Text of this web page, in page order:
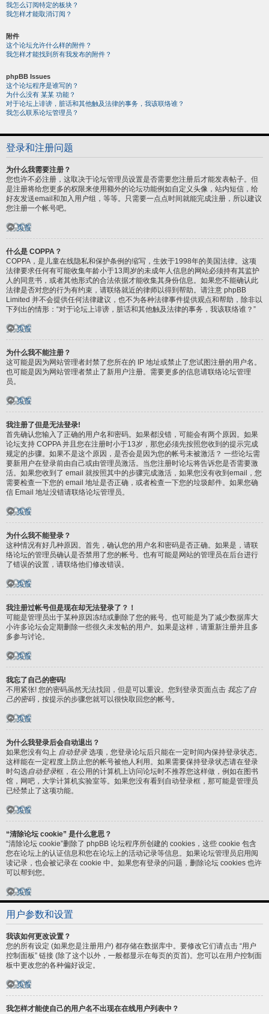
我怎么订阅特定的板块？
我怎样才能取消订阅？
附件
这个论坛允许什么样的附件？
我怎样才能找到所有我发布的附件？
phpBB Issues
这个论坛程序是谁写的？
为什么没有 某某 功能？
对于论坛上诽谤，脏话和其他触及法律的事务，我该联络谁？
我怎么联系论坛管理员？
登录和注册问题
为什么我需要注册？
您也许不必注册，这取决于论坛管理员设置是否需要您注册后才能发表帖子。但
是注册将给您更多的权限来使用额外的论坛功能例如自定义头像，站内短信，给
好友发送email和加入用户组，等等。只需要一点点时间就能完成注册，所以建议
您注册一个帐号吧。
页首
什么是 COPPA？
COPPA，是儿童在线隐私和保护条例的缩写，生效于1998年的美国法律。这项
法律要求任何有可能收集年龄小于13周岁的未成年人信息的网站必须持有其监护
人的同意书，或者其他形式的合法依据才能收集其身份信息。如果您不能确认此
法律是否对您的行为有约束，请联络就近的律师以得到帮助。请注意 phpBB
Limited 并不会提供任何法律建议，也不为各种法律事件提供观点和帮助，除非以
下列出的情形：“对于论坛上诽谤，脏话和其他触及法律的事务，我该联络谁？”
页首
为什么我不能注册？
这可能是因为网站管理者封禁了您所在的 IP 地址或禁止了您试图注册的用户名。
也可能是因为网站管理者禁止了新用户注册。需要更多的信息请联络论坛管理
员。
页首
我注册了但是无法登录!
首先确认您输入了正确的用户名和密码。如果都没错，可能会有两个原因。如果
论坛支持 COPPA 并且您在注册时小于13岁，那您必须先按照您收到的提示完成
规定的步骤。如果不是这个原因，是否会是因为您的帐号未被激活？ 一些论坛需
要新用户在登录前由自己或由管理员激活。当您注册时论坛将告诉您是否需要激
活。如果您收到了 email 就按照其中的步骤完成激活，如果您没有收到email，您
需要检查一下您的 email 地址是否正确，或者检查一下您的垃圾邮件。如果您确
信 Email 地址没错请联络论坛管理员。
页首
为什么我不能登录？
这种情况有好几种原因。首先，确认您的用户名和密码是否正确。如果是，请联
络论坛的管理员确认是否禁用了您的帐号。也有可能是网站的管理员在后台进行
了错误的设置，请联络他们修改错误。
页首
我注册过帐号但是现在却无法登录了？！
可能是管理员出于某种原因冻结或删除了您的账号。也可能是为了减少数据库大
小许多论坛会定期删除一些很久未发帖的用户。如果是这样，请重新注册并且多
多参与讨论。
页首
我忘了自己的密码!
不用紧张! 您的密码虽然无法找回，但是可以重设。您到登录页面点击 我忘了自
己的密码，按提示的步骤您就可以很快取回您的帐号。
页首
为什么我登录后会自动退出？
如果您没有勾上 自动登录选项，您登录论坛后只能在一定时间内保持登录状态。
这样能在一定程度上防止您的帐号被他人利用。如果需要保持登录状态请在登录
时勾选自动登录框，在公用的计算机上访问论坛时不推荐您这样做，例如在图书
馆，网吧，大学计算机实验室等。如果您没有看到自动登录框，那可能是管理员
已经禁止了这项功能。
页首
“清除论坛 cookie” 是什么意思？
“清除论坛 cookie”删除了 phpBB 论坛程序所创建的 cookies，这些 cookie 包含
您在论坛上的认证信息和您在论坛上的活动记录等信息。如果论坛管理员启用阅
读记录，也会被记录在 cookie 中。如果您有登录的问题，删除论坛 cookies 也许
可以帮到您。
页首
用户参数和设置
我该如何更改设置？
您的所有设定 (如果您是注册用户) 都存储在数据库中。要修改它们请点击 “用户
控制面板” 链接 (除了这个以外，一般都显示在每页的页首)。您可以在用户控制面
板中更改您的各种偏好设定。
页首
我怎样才能使自己的用户名不出现在在线用户列表中？